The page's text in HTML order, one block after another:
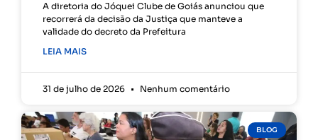
A diretoria do Jóquei Clube de Goiás anunciou que
recorrerá da decisão da Justiça que manteve a
validade do decreto da Prefeitura
LEIA MAIS
31 de julho de 2026 Nenhum comentário
BLOG